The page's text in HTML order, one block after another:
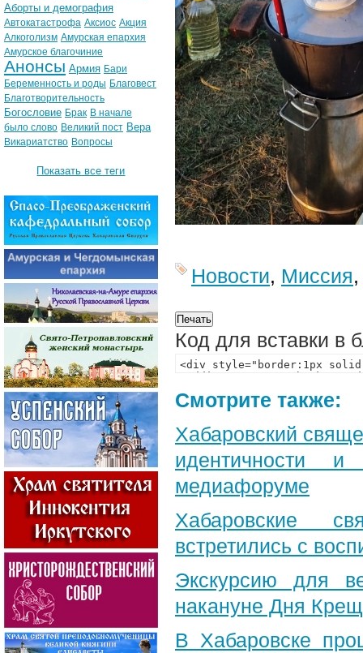
Новости, Миссия
Код для вставки в
Смотрите также:
Хабаровский
идентичности
медиафоруме
Хабаровские
встретились с
Экскурсию для
накануне Дня
В Хабаровске
Аборты и демография
Автокатастрофа Аксиос Акция
Алкоголизм Амурская епархия
Амурское благочиние
Анонсы Армия Бари
Беременность и роды Благовест
Благотворительность
Богословие Брак В начале
было слово Великий пост Вера
Викариатство Вопросы
Показать все теги